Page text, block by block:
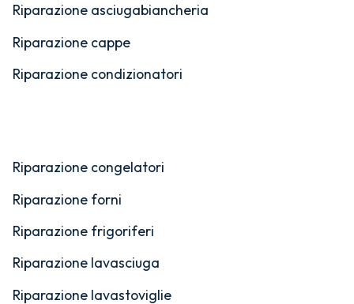
Riparazione asciugabiancheria
Riparazione cappe
Riparazione condizionatori
Riparazione congelatori
Riparazione forni
Riparazione frigoriferi
Riparazione lavasciuga
Riparazione lavastoviglie